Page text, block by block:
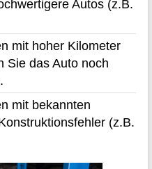
Autos (z.B.
mit hoher Kilometer
Sie das Auto noch
mit bekannten
(z.B.